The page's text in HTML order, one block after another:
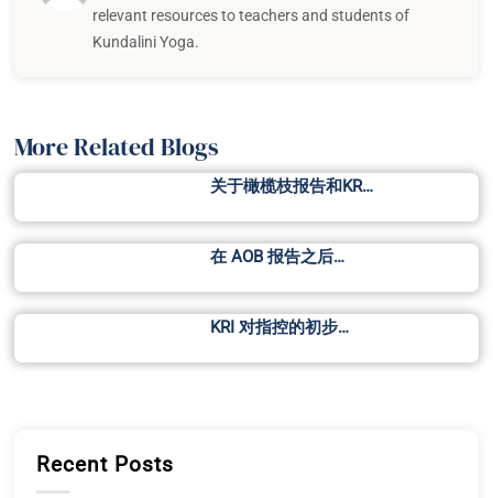
relevant resources to teachers and students of
Kundalini Yoga.
More Related Blogs
关于橄榄枝报告和KR…
在 AOB 报告之后…
KRI 对指控的初步…
Recent Posts